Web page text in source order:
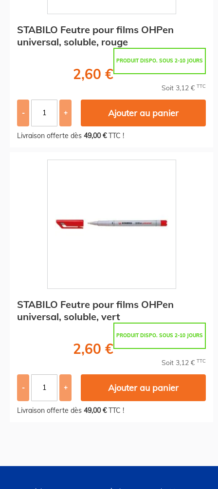
STABILO Feutre pour films OHPen
universal, soluble, rouge
PRODUIT DISPO. SOUS 2-10 JOURS
2,60 €
Soit 3,12 € TTC
- + Ajouter au panier
Livraison offerte dès 49,00 €TTC !
STABILO Feutre pour films OHPen
universal, soluble, vert
PRODUIT DISPO. SOUS 2-10 JOURS
2,60 €
Soit 3,12 € TTC
- + Ajouter au panier
Livraison offerte dès 49,00 €TTC !